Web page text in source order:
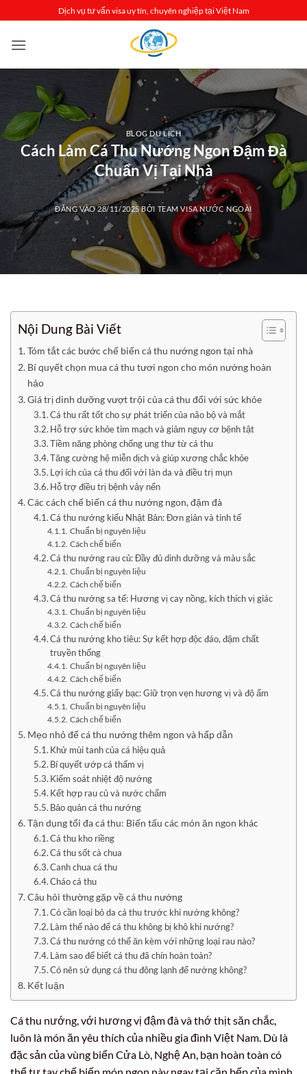
qua
nội
Dịch vụ tư vấn visa uy tín, chuyên nghiệp tại Việt Nam
BLOG DU LỊCH
Cách Làm Cá Thu Nướng Ngon Đậm Đà
Chuẩn Vị Tại Nhà
ĐĂNG VÀO28/11/2025BỞI TEAM VISA NƯỚC NGOÀI
Nội Dung Bài Viết
Tóm tắt các bước chế biến cá thu nướng ngon tại nhà
Bí quyết chọn mua cá thu tươi ngon cho món nướng hoàn
hảo
Giá trị dinh dưỡng vượt trội của cá thu đối với sức khỏe
Cá thu rất tốt cho sự phát triển của não bộ và mắt
Hỗ trợ sức khỏe tim mạch và giảm nguy cơ bệnh tật
Tiềm năng phòng chống ung thư từ cá thu
Tăng cường hệ miễn dịch và giúp xương chắc khỏe
Lợi ích của cá thu đối với làn da và điều trị mụn
Hỗ trợ điều trị bệnh vảy nến
Các cách chế biến cá thu nướng ngon, đậm đà
Cá thu nướng kiểu Nhật Bản: Đơn giản và tinh tế
Chuẩn bị nguyên liệu
Cách chế biến
Cá thu nướng rau củ: Đầy đủ dinh dưỡng và màu sắc
Chuẩn bị nguyên liệu
Cách chế biến
Cá thu nướng sa tế: Hương vị cay nồng, kích thích vị giác
Chuẩn bị nguyên liệu
Cách chế biến
Cá thu nướng kho tiêu: Sự kết hợp độc đáo, đậm chất
truyền thống
Chuẩn bị nguyên liệu
Cách chế biến
Cá thu nướng giấy bạc: Giữ trọn vẹn hương vị và độ ẩm
Chuẩn bị nguyên liệu
Cách chế biến
Mẹo nhỏ để cá thu nướng thêm ngon và hấp dẫn
Khử mùi tanh của cá hiệu quả
Bí quyết ướp cá thấm vị
Kiểm soát nhiệt độ nướng
Kết hợp rau củ và nước chấm
Bảo quản cá thu nướng
Tận dụng tối đa cá thu: Biến tấu các món ăn ngon khác
Cá thu kho riềng
Cá thu sốt cà chua
Canh chua cá thu
Cháo cá thu
Câu hỏi thường gặp về cá thu nướng
Có cần loại bỏ da cá thu trước khi nướng không?
Làm thế nào để cá thu không bị khô khi nướng?
Cá thu nướng có thể ăn kèm với những loại rau nào?
Làm sao để biết cá thu đã chín hoàn toàn?
Có nên sử dụng cá thu đông lạnh để nướng không?
Kết luận
Cá thu nướng, với hương vị đậm đà và thớ thịt săn chắc,
luôn là món ăn yêu thích của nhiều gia đình Việt Nam. Dù là
đặc sản của vùng biển Cửa Lò, Nghệ An, bạn hoàn toàn có